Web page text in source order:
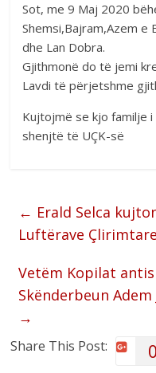
Sot, me 9 Maj 2020
Shemsi,Bajram,Azem e
dhe Lan Dobra.
Gjithmonë do të jemi
Lavdi të përjetshme
Kujtojmë se kjo familje
shenjtë të UÇK-së
← Erald Selca
Luftërave Çlirimtare
Vetëm Kopilat
Skënderbeun
→
Share This Post: 0